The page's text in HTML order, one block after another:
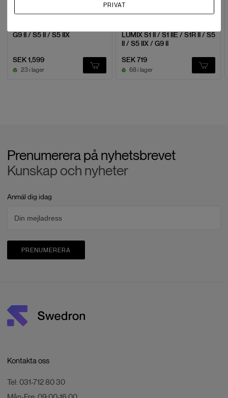
Smallrig
G9 II / S5 II / S5 IIX
SEK 1,599
23 i lager
Smallrig
LUMIX S1 II / S1 IIE / S1R II / S5
II / S5 IIX / G9 II
SEK 719
68 i lager
PRIVAT
Prenumerera på nyhetsbrevet
Kunskap och nyheter
Anmäl dig idag
PRENUMERERA
Kontakta oss
Tel: 031-712 80 30